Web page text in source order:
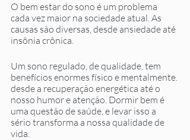
O bem estar do sono é um problema
cada vez maior na sociedade atual. As
causas são diversas, desde ansiedade até
insônia crônica.
Um sono regulado, de qualidade, tem
benefícios enormes físico e mentalmente.
desde a recuperação energética até o
nosso humor e atenção. Dormir bem é
uma questão de saúde, e levar isso a
sério transforma a nossa qualidade de
vida.